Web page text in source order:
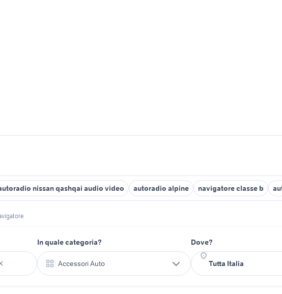
nissan qashqai audio video autoradio alpine navigatore classe b
In quale categoria?
Accessori Auto
Dove?